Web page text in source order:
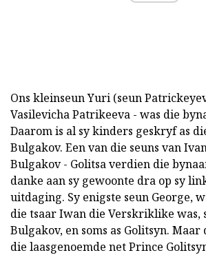
Ons kleinseun Yuri (seun
Vasilevicha Patrikeeva - was die
Daarom is al sy kinders geskryf as
Bulgakov. Een van die seuns van
Bulgakov - Golitsa verdien die
danke aan sy gewoonte dra op sy
uitdaging. Sy enigste seun George,
die tsaar Iwan die Verskriklike was,
Bulgakov, en soms as Golitsyn.
die laasgenoemde net Prince